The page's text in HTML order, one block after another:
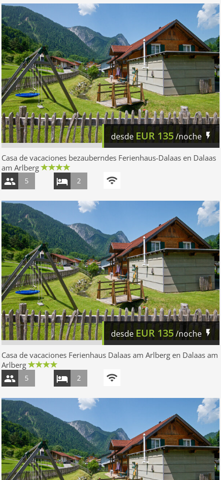
desde EUR 135/noche
Casa de vacaciones bezauberndes Ferienhaus-Dalaas en Dalaas
am Arlberg
5 2
desde EUR 135/noche
Casa de vacaciones Ferienhaus Dalaas am Arlberg en Dalaas am
Arlberg
5 2